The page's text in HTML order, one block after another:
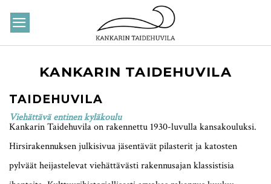
KANKARIN TAIDEHUVILA
TAIDEHUVILA
Viehättävä entinen kyläkoulu
Kankarin Taidehuvila on rakennettu 1930-luvulla kansakouluksi.
Hirsirakennuksen julkisivua jäsentävät pilasterit ja katosten
pylväät heijastelevat viehättävästi rakennusajan klassistisia